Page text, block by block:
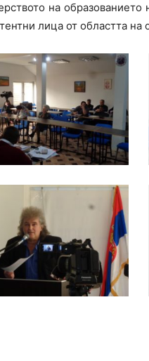
на
лица от областта на